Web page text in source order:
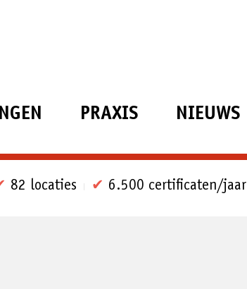
PRAXIS NIEUWS
82 locaties ✔ 6.500 certificaten/jaar